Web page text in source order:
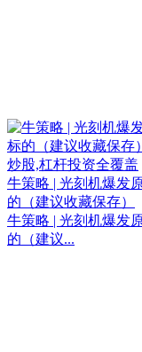
牛策略 | 光刻机爆发
的（建议收藏保存）
牛策略 | 光刻机爆发
的（建议...